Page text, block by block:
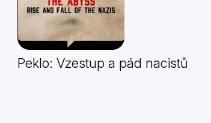
Peklo: Vzestup a pád nacistů